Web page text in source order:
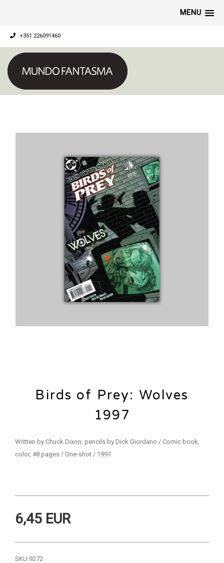
MENU
+351 226091460
Birds of Prey: Wolves
1997
Written by Chuck Dixon, pencils by Dick Giordano / Comic book,
color, 48 pages / One-shot / 1997
6,45 EUR
SKU:9272